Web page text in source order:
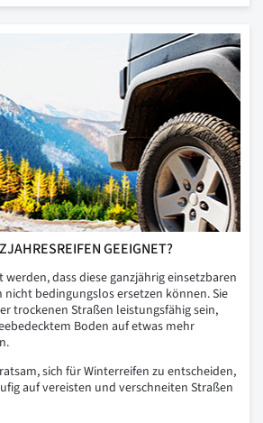
GEEIGNET?
dass diese ganzjährig einsetzbaren
nicht bedingungslos ersetzen können. Sie
trockenen Straßen leistungsfähig sein,
Boden auf etwas mehr
sich für Winterreifen zu entscheiden,
auf vereisten und verschneiten Straßen